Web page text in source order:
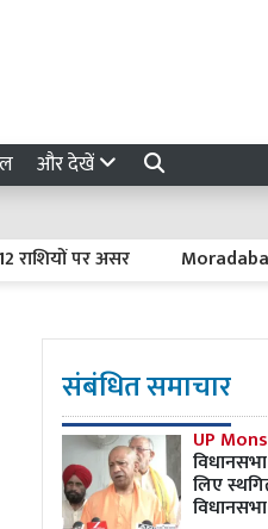
और देखें
पर असर Moradabad
संबंधित समाचार
UP
लिए